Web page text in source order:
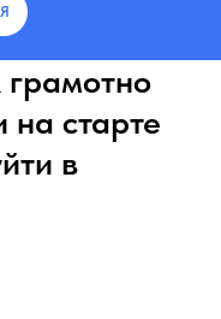
на старте
в